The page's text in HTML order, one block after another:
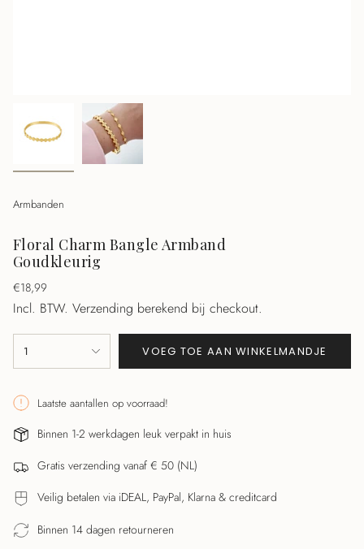
Armbanden
Floral Charm Bangle Armband
Goudkleurig
Normale
prijs
€18,99
Incl. BTW. Verzending berekend bij checkout.
<span
cart\">
{{
quantity
</span>
in
winkelwagen",
"decrease"=>"Aantal
1 VOEG TOE AAN WINKELMANDJE
Laatste aantallen op voorraad!
Binnen 1-2 werkdagen leuk verpakt in huis
Gratis verzending vanaf € 50 (NL)
Veilig betalen via iDEAL, PayPal, Klarna & creditcard
Binnen 14 dagen retourneren